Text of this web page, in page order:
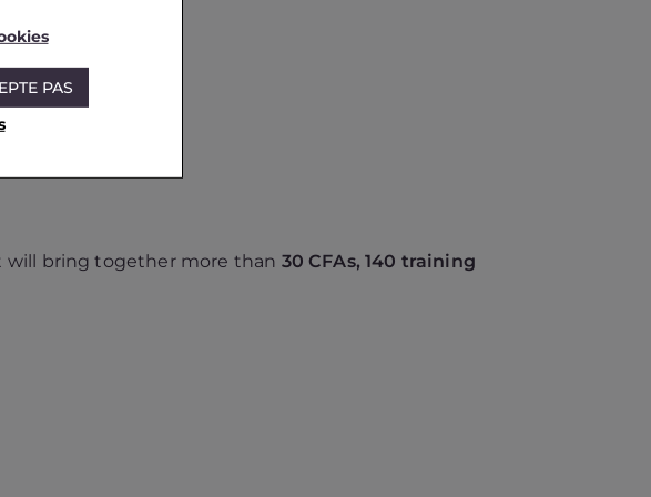
will bring together more than 30 CFAs, 140 training
PAS